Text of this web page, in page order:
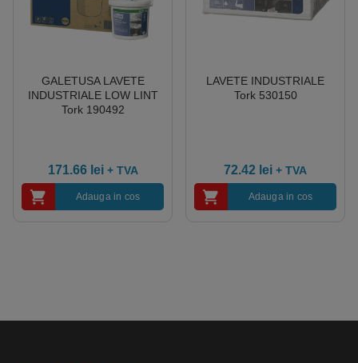
GALETUSA LAVETE
INDUSTRIALE LOW LINT
Tork 190492
171.66 lei + TVA
Adauga in cos
LAVETE INDUSTRIALE
Tork 530150
72.42 lei + TVA
Adauga in cos